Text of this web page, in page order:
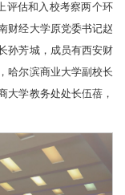
评估和入校考察两个环
财经大学原党委书记赵
孙芳城，成员有西安财
哈尔滨商业大学副校长
大学教务处处长伍蓓，